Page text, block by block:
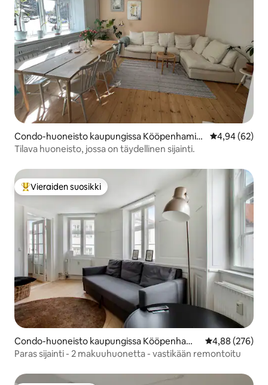
Condo-huoneisto kaupungissa Kööpenhamin
a
4,94 (62)
Tilava huoneisto, jossa on täydellinen sijainti.
Vieraiden suosikkien parhaimmistoa
Vieraiden suosikki
Condo-huoneisto kaupungissa Kööpenhami
na
4,88 (276)
Paras sijainti - 2 makuuhuonetta - vastikään remontoitu